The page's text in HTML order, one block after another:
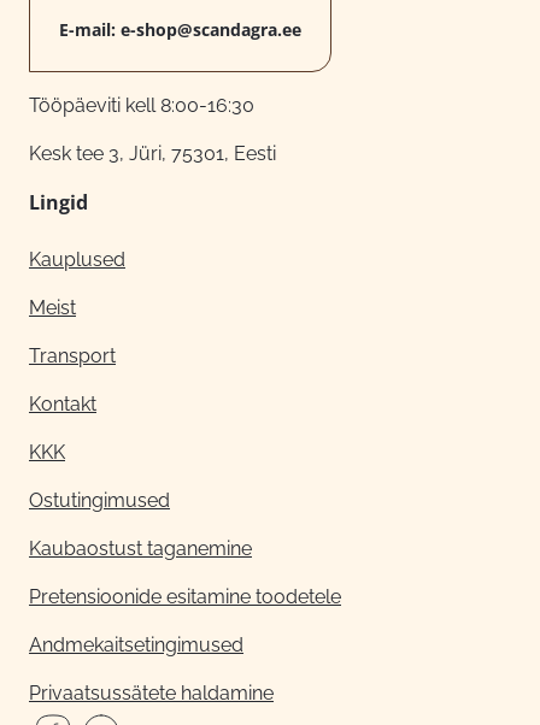
E-mail: e-shop@scandagra.ee
Tööpäeviti kell 8:00-16:30
Kesk tee 3, Jüri, 75301, Eesti
Lingid
Kauplused
Meist
Transport
Kontakt
KKK
Ostutingimused
Kaubaostust taganemine
Pretensioonide esitamine toodetele
Andmekaitsetingimused
Privaatsussätete haldamine